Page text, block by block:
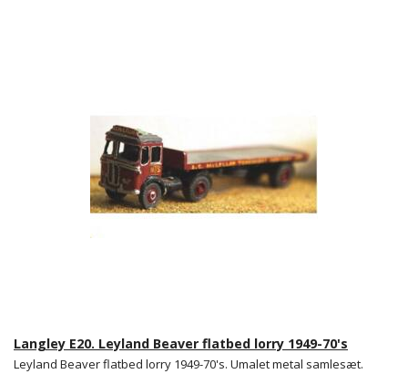
Langley E20. Leyland Beaver flatbed lorry 1949-70's
Leyland Beaver flatbed lorry 1949-70's. Umalet metal samlesæt.